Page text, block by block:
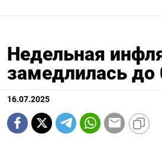
Недельная
замедлилась до
16.07.2025